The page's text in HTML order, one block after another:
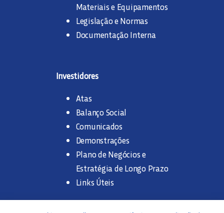
Materiais e Equipamentos
Legislação e Normas
Documentação Interna
Investidores
Atas
Balanço Social
Comunicados
Demonstrações
Plano de Negócios e
Estratégia de Longo Prazo
Links Úteis